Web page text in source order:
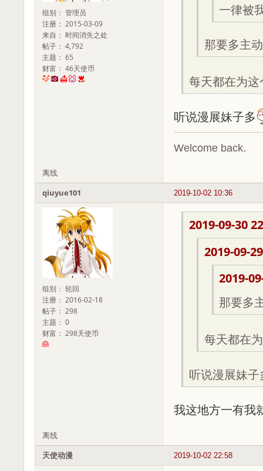
组别： 管理员
注册： 2015-03-09
来自： 时间消失之处
帖子： 4,792
主题： 65
财富： 46天使币
一律被
那要多主
每天都在为
听说漫展妹子多
Welcome back.
离线
2019-10-02 10:36
qiuyue101
组别： 轮回
注册： 2016-02-18
帖子： 298
主题： 0
财富： 298天使币
2019-09-30
2019-09-
2019-
那要多
每天都在
听说漫展妹子
我这地方一有我
离线
2019-10-02 22:58
天使动漫